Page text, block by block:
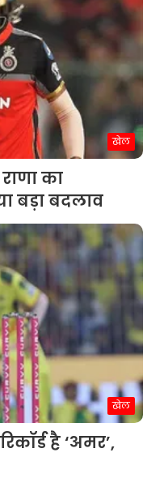
खेल
का
बड़ा बदलाव
खेल
है ‘अमर’,